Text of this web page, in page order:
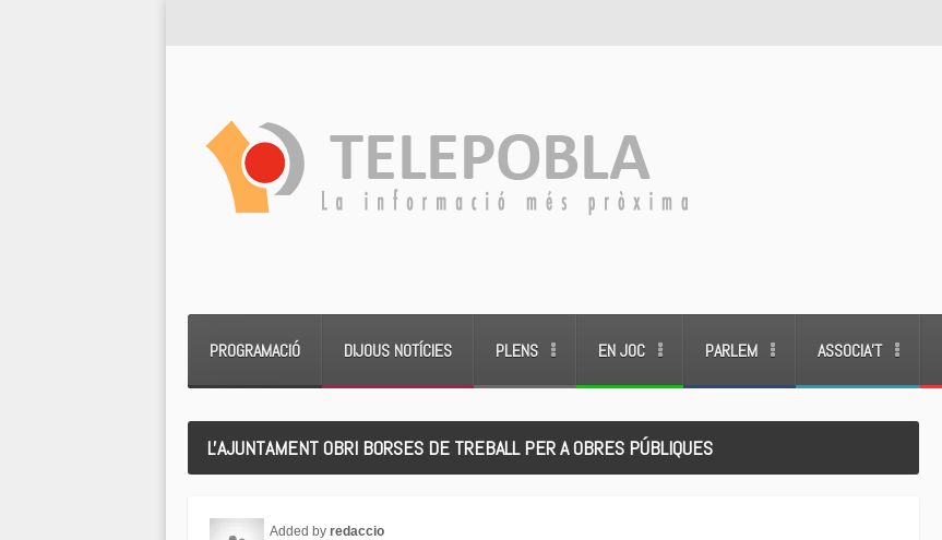
PROGRAMACIÓ DIJOUS NOTÍCIES PLENS EN JOC PARLEM ASSOCIA’T
L'AJUNTAMENT OBRI BORSES DE TREBALL PER A OBRES PÚBLIQUES
Added by redaccio